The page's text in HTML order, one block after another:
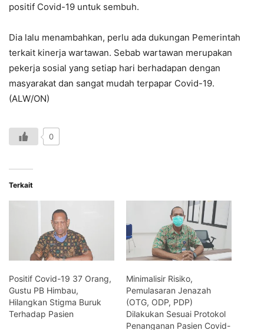
positif Covid-19 untuk sembuh.
Dia lalu menambahkan, perlu ada dukungan Pemerintah
terkait kinerja wartawan. Sebab wartawan merupakan
pekerja sosial yang setiap hari berhadapan dengan
masyarakat dan sangat mudah terpapar Covid-19.
(ALW/ON)
0
Terkait
Positif Covid-19 37 Orang,
Gustu PB Himbau,
Hilangkan Stigma Buruk
Terhadap Pasien
Minimalisir Risiko,
Pemulasaran Jenazah
(OTG, ODP, PDP)
Dilakukan Sesuai Protokol
Penanganan Pasien Covid-